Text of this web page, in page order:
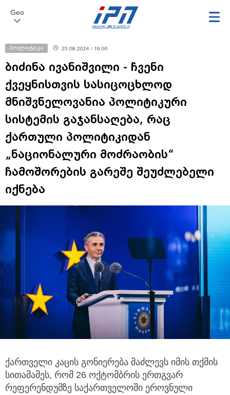
Geo
პოლიტიკა 25.08.2024 / 19:00
ბიძინა ივანიშვილი - ჩვენი
ქვეყნისთვის სასიცოცხლოდ
მნიშვნელოვანია პოლიტიკური
სისტემის გაჯანსაღება, რაც
ქართული პოლიტიკიდან
„ნაციონალური მოძრაობის“
ჩამოშორების გარეშე შეუძლებელი
იქნება
ქართველი კაცის გონიერება მაძლევს იმის თქმის
სითამამეს, რომ 26 ოქტომბრის ერთგვარ
რეფერენდუმზე საქართველოში ეროვნული